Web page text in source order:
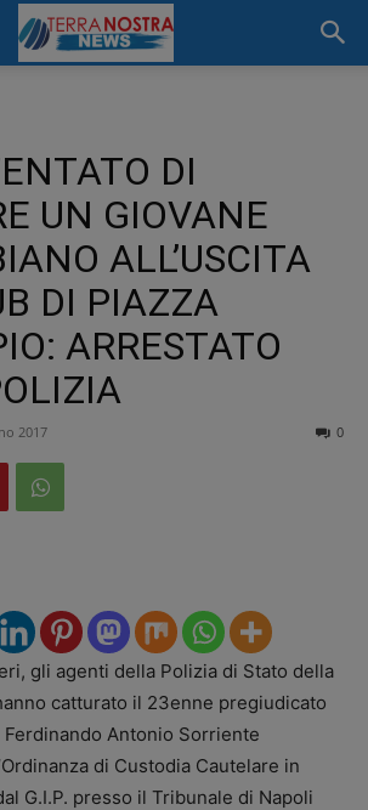
DI
UN GIOVANE
ALL’USCITA
DI PIAZZA
ARRESTATO
2017 0
gli agenti della Polizia di Stato della
catturato il 23enne pregiudicato
Antonio Sorriente
di Custodia Cautelare in
G.I.P. presso il Tribunale di Napoli